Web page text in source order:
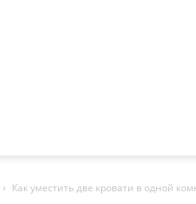
Как уместить две кровати в одной